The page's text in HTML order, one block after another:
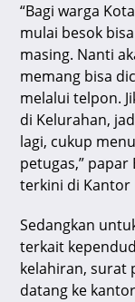
“Bagi warga
mulai besok
masing. Nanti
memang bisa
melalui telpon.
di Kelurahan,
lagi, cukup
petugas,”
terkini di Kantor
Sedangkan
terkait
kelahiran, surat
datang ke